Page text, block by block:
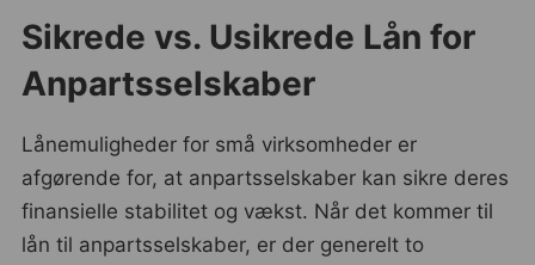
Sikrede vs. Usikrede Lån for
Anpartsselskaber
Lånemuligheder for små virksomheder er
afgørende for, at anpartsselskaber kan sikre deres
finansielle stabilitet og vækst. Når det kommer til
lån til anpartsselskaber, er der generelt to